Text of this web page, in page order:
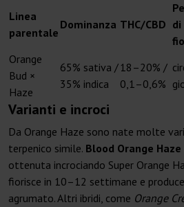
Linea
parentale
Dominanza THC/CBD di
Orange
Bud ×
Haze
65% sativa /
35% indica
18–20% /
0,1–0,6%
Varianti e incroci
Da Orange Haze sono nate molte
terpenico simile. Blood Orange Haze
ottenuta incrociando Super Orange
fiorisce in 10–12 settimane e
agrumato. Altri ibridi, come Orange